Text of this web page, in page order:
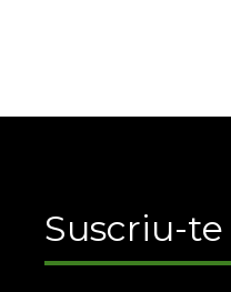
Suscriu-te